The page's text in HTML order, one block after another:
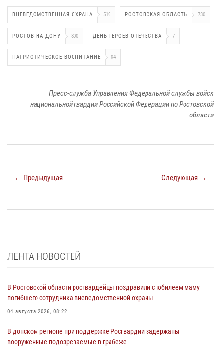
ВНЕВЕДОМСТВЕННАЯ ОХРАНА 519 РОСТОВСКАЯ ОБЛАСТЬ 730
РОСТОВ-НА-ДОНУ 800 ДЕНЬ ГЕРОЕВ ОТЕЧЕСТВА 7
ПАТРИОТИЧЕСКОЕ ВОСПИТАНИЕ 94
Пресс-служба Управления Федеральной службы войск
национальной гвардии Российской Федерации по Ростовской
области
← Предыдущая Следующая →
ЛЕНТА НОВОСТЕЙ
В Ростовской области росгвардейцы поздравили с юбилеем маму
погибшего сотрудника вневедомственной охраны
04 августа 2026, 08:22
В донском регионе при поддержке Росгвардии задержаны
вооруженные подозреваемые в грабеже